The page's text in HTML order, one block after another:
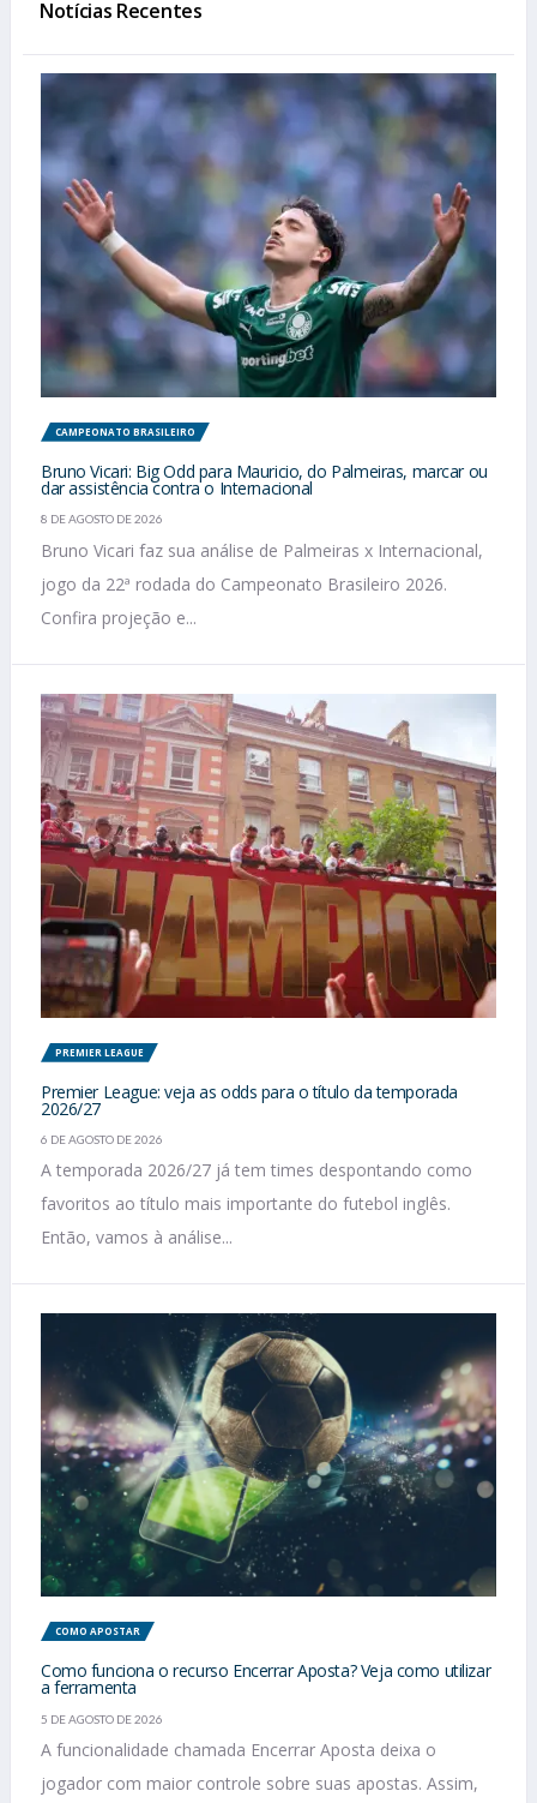
Notícias Recentes
CAMPEONATO BRASILEIRO
Bruno Vicari: Big Odd para Mauricio, do Palmeiras, marcar ou
dar assistência contra o Internacional
8 DE AGOSTO DE 2026
Bruno Vicari faz sua análise de Palmeiras x Internacional,
jogo da 22ª rodada do Campeonato Brasileiro 2026.
Confira projeção e...
PREMIER LEAGUE
Premier League: veja as odds para o título da temporada
2026/27
6 DE AGOSTO DE 2026
A temporada 2026/27 já tem times despontando como
favoritos ao título mais importante do futebol inglês.
Então, vamos à análise...
COMO APOSTAR
Como funciona o recurso Encerrar Aposta? Veja como utilizar
a ferramenta
5 DE AGOSTO DE 2026
A funcionalidade chamada Encerrar Aposta deixa o
jogador com maior controle sobre suas apostas. Assim,